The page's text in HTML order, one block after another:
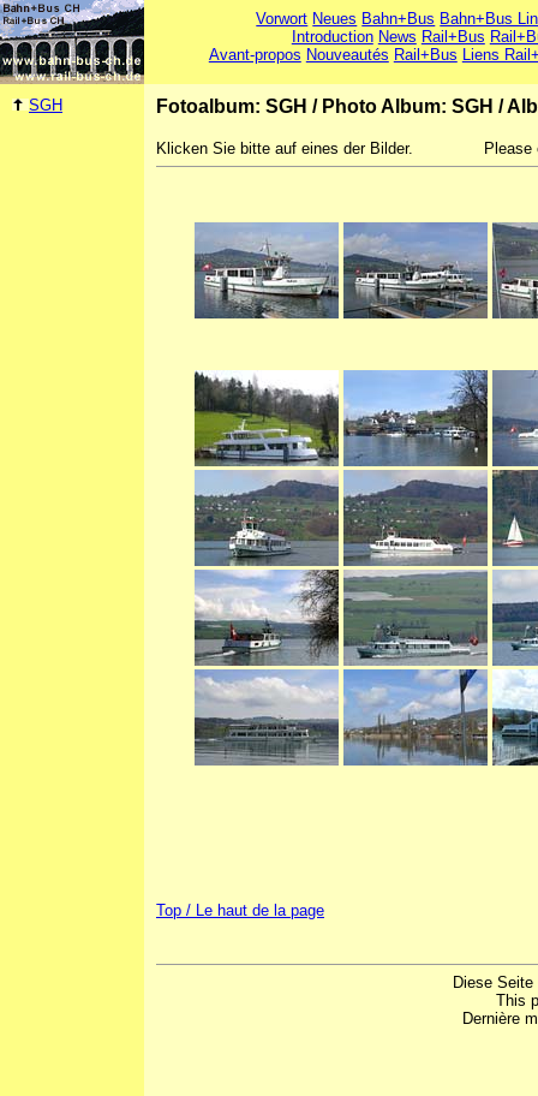
Vorwort Neues Bahn+Bus Bahn+Bus
Introduction News Rail+Bus
Avant-propos Nouveautés Rail+Bus Liens
SGH Fotoalbum: SGH / Photo Album: SGH /
Klicken Sie bitte auf eines der Bilder.
Top / Le haut de la page
Diese Seite
This
Dernière